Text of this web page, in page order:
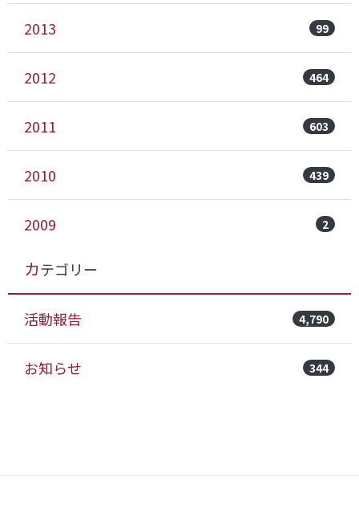
2013 99
2012 464
2011 603
2010 439
2009 2
カテゴリー
活動報告 4,790
お知らせ 344